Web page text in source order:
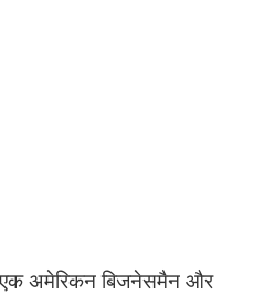
एक अमेरिकन बिजनेसमैन और